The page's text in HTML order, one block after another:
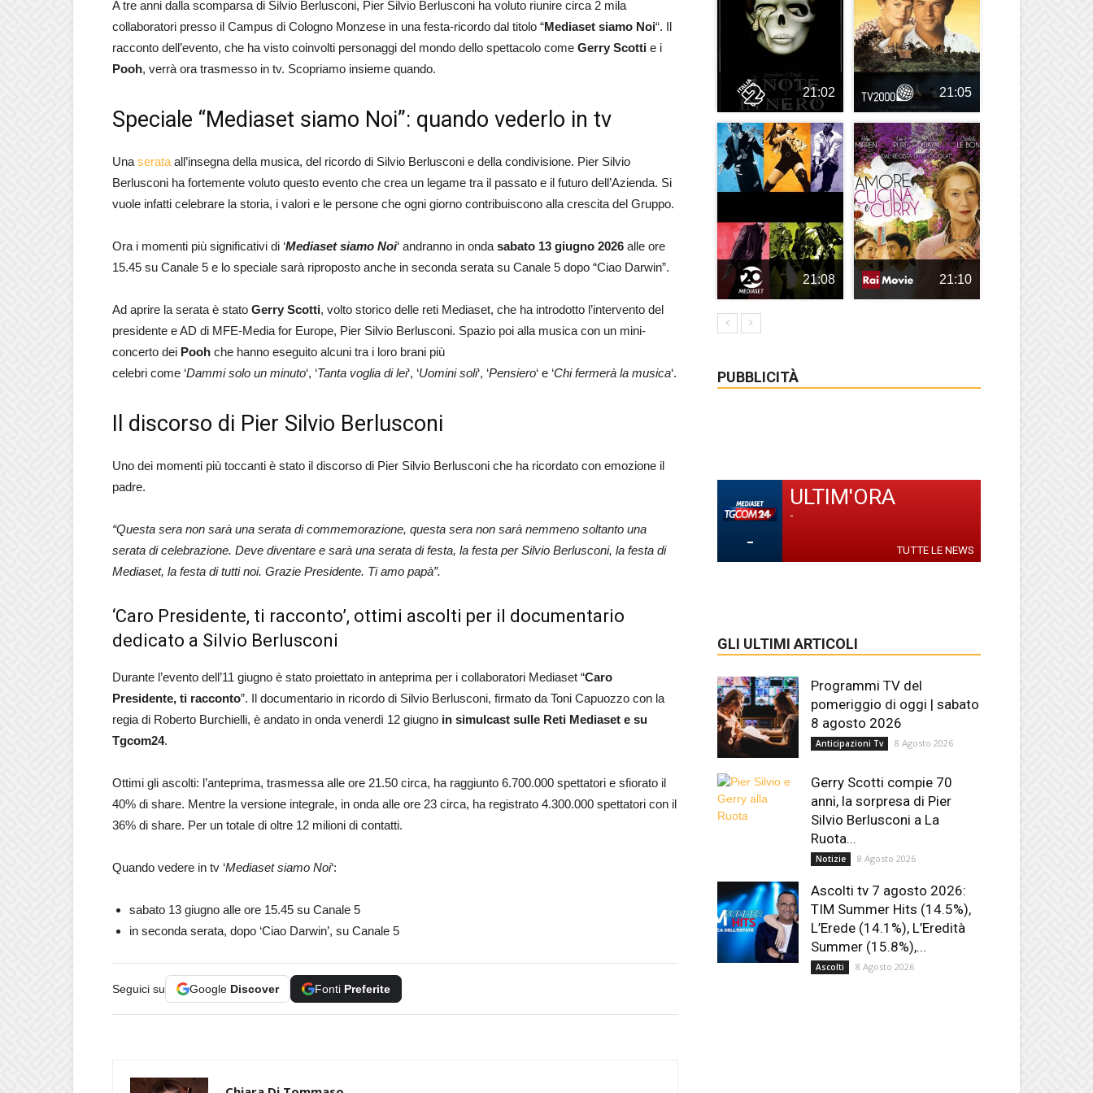
A tre anni dalla scomparsa di Silvio Berlusconi, Pier Silvio Berlusconi ha voluto riunire circa 2 mila
collaboratori presso il Campus di Cologno Monzese in una festa-ricordo dal titolo “Mediaset siamo Noi“. Il
racconto dell’evento, che ha visto coinvolti personaggi del mondo dello spettacolo come Gerry Scotti e i
Pooh, verrà ora trasmesso in tv. Scopriamo insieme quando.
Speciale “Mediaset siamo Noi”: quando vederlo in tv
Una serata all’insegna della musica, del ricordo di Silvio Berlusconi e della condivisione. Pier Silvio
Berlusconi ha fortemente voluto questo evento che crea un legame tra il passato e il futuro dell’Azienda. Si
vuole infatti celebrare la storia, i valori e le persone che ogni giorno contribuiscono alla crescita del Gruppo.
Ora i momenti più significativi di ‘Mediaset siamo Noi‘ andranno in onda sabato 13 giugno 2026 alle ore
15.45 su Canale 5 e lo speciale sarà riproposto anche in seconda serata su Canale 5 dopo “Ciao Darwin”.
Ad aprire la serata è stato Gerry Scotti, volto storico delle reti Mediaset, che ha introdotto l’intervento del
presidente e AD di MFE-Media for Europe, Pier Silvio Berlusconi. Spazio poi alla musica con un mini-
concerto dei Pooh che hanno eseguito alcuni tra i loro brani più
celebri come ‘Dammi solo un minuto‘, ‘Tanta voglia di lei‘, ‘Uomini soli‘, ‘Pensiero‘ e ‘Chi fermerà la musica‘.
Il discorso di Pier Silvio Berlusconi
Uno dei momenti più toccanti è stato il discorso di Pier Silvio Berlusconi che ha ricordato con emozione il
padre.
“Questa sera non sarà una serata di commemorazione, questa sera non sarà nemmeno soltanto una
serata di celebrazione. Deve diventare e sarà una serata di festa, la festa per Silvio Berlusconi, la festa di
Mediaset, la festa di tutti noi. Grazie Presidente. Ti amo papà”.
‘Caro Presidente, ti racconto’, ottimi ascolti per il documentario
dedicato a Silvio Berlusconi
Durante l’evento dell’11 giugno è stato proiettato in anteprima per i collaboratori Mediaset “Caro
Presidente, ti racconto”. Il documentario in ricordo di Silvio Berlusconi, firmato da Toni Capuozzo con la
regia di Roberto Burchielli, è andato in onda venerdì 12 giugno in simulcast sulle Reti Mediaset e su
Tgcom24.
Ottimi gli ascolti: l’anteprima, trasmessa alle ore 21.50 circa, ha raggiunto 6.700.000 spettatori e sfiorato il
40% di share. Mentre la versione integrale, in onda alle ore 23 circa, ha registrato 4.300.000 spettatori con il
36% di share. Per un totale di oltre 12 milioni di contatti.
Quando vedere in tv ‘Mediaset siamo Noi‘:
sabato 13 giugno alle ore 15.45 su Canale 5
in seconda serata, dopo ‘Ciao Darwin’, su Canale 5
Seguici su Google Discover Fonti Preferite
21:02 21:05
21:08 21:10
PUBBLICITÀ
-
ULTIM'ORA
-
TUTTE LE NEWS
GLI ULTIMI ARTICOLI
Programmi TV del
pomeriggio di oggi | sabato
8 agosto 2026
Anticipazioni Tv 8 Agosto 2026
Gerry Scotti compie 70
anni, la sorpresa di Pier
Silvio Berlusconi a La
Ruota...
Notizie 8 Agosto 2026
Ascolti tv 7 agosto 2026:
TIM Summer Hits (14.5%),
L’Erede (14.1%), L’Eredità
Summer (15.8%),...
Ascolti 8 Agosto 2026